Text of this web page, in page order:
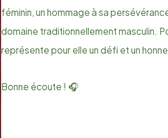
féminin, un hommage à sa
domaine traditionnellement masculin.
représente pour elle un défi et un
Bonne écoute ! 🎧